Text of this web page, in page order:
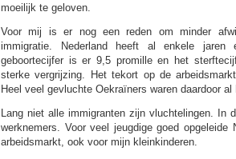
moeilijk te geloven.
Voor mij is er nog een reden om minder
immigratie. Nederland heeft al enkele jaren
geboortecijfer is er 9,5 promille en het
sterke vergrijzing. Het tekort op de
Heel veel gevluchte Oekraïners waren daardoor
Lang niet alle immigranten zijn vluchtelingen. In
werknemers. Voor veel jeugdige goed opgeleide
arbeidsmarkt, ook voor mijn kleinkinderen.